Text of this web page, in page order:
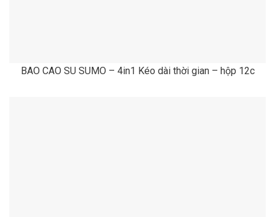
BAO CAO SU SUMO – 4in1 Kéo dài thời gian – hộp 12c